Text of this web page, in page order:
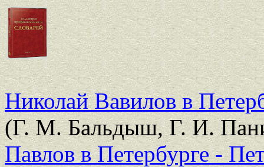
Николай Вавилов в
(Г. М. Бальдыш, Г. И.
Павлов в Петербурге -